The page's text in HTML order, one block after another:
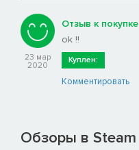
23 мар
2020
Отзыв к покупке
ok !!
Куплен:
Комментировать
Обзоры в Steam